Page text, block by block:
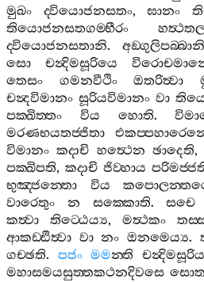
මුඛං
ද‍්වියොජනසතං, ඝානං
තියොජනසතගම‍්භීරං
ද‍්වියොජනසතානි. අඞ‍්ගුලිපබ‍්බානි
සො
චන්‍දිමසූරියෙ
තෙසං
ගමනවීථිං ඔතරිත්‍වා
චන්‍දවිමානං සූරියවිමානං වා
පක‍්ඛිත‍්තං
විය හොති.
මරණභයතජ‍්ජිතා
විමානං කදාචි හත්‍ථෙන ඡාදෙති
පක‍්ඛිපති, කදාචි ජිව‍්හාය
භුඤ‍්ජන‍්තො
විය
වාරෙතුං
න සක‍්කොති.සචෙ
කත්‍වා
තිට‍්ඨෙය්‍ය, මත්‍ථකං
ආකඩ‍්ඪිත්‍වා වා නං ඔනමෙය්‍ය.
ගච‍්ඡති. පජං මමන‍්ති
මහාසමයසුත‍්තකථනදිවසෙ